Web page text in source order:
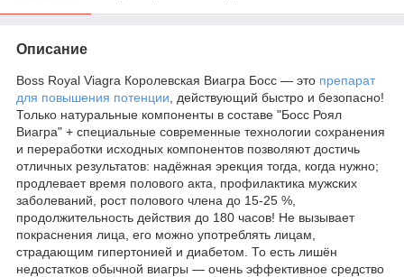
Описание
Boss Royal Viagra Королевская Виагра Босс ― это препарат
для повышения потенции , действующий быстро и безопасно!
Только натуральные компоненты в составе "Босс Роял
Виагра" + специальные современные технологии сохранения
и переработки исходных компонентов позволяют достичь
отличных результатов: надёжная эрекция тогда, когда нужно;
продлевает время полового акта, профилактика мужских
заболеваний, рост полового члена до 15-25 %,
продолжительность действия до 180 часов! Не вызывает
покраснения лица, его можно употреблять лицам,
страдающим гипертонией и диабетом. То есть лишён
недостатков обычной виагры ― очень эффективное средство